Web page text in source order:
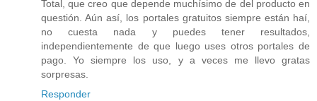
Total, que creo que depende muchísimo de del producto en
questión. Aún así, los portales gratuitos siempre están haí,
no cuesta nada y puedes tener resultados,
independientemente de que luego uses otros portales de
pago. Yo siempre los uso, y a veces me llevo gratas
sorpresas.
Responder